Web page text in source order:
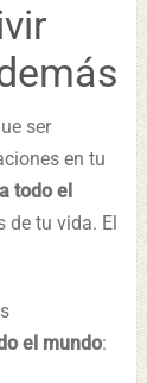
ser
en tu
todo el
tu vida. El
el mundo: